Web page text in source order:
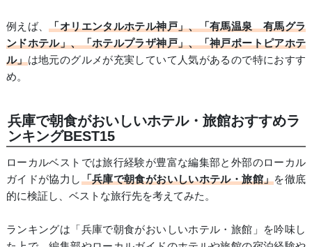
例えば、「オリエンタルホテル神戸」、「有馬温泉 有馬グラ
ンドホテル」、「ホテルプラザ神戸」、「神戸ポートピアホテ
ル」は地元のグルメが充実していて人気があるので特におすす
め。
兵庫で朝食がおいしいホテル・旅館おすすめラ
ンキングBEST15
ローカルベストでは旅行経験が豊富な編集部と外部のローカル
ガイドが協力し「兵庫で朝食がおいしいホテル・旅館」を徹底
的に検証し、ベストな旅行先を考えてみた。
ランキングは「兵庫で朝食がおいしいホテル・旅館」を吟味し